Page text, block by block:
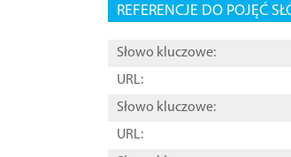
REFERENCJE DO POJĘĆ
Słowo kluczowe:
URL:
Słowo kluczowe:
URL: